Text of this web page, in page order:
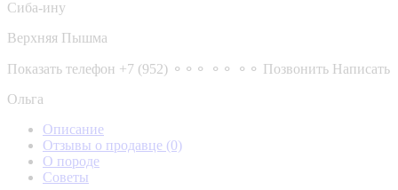
Сиба-ину
Верхняя Пышма
Показать телефон +7 (952) ⚬⚬⚬ ⚬⚬ ⚬⚬ Позвонить Написать
Ольга
Описание
Отзывы о продавце (0)
О породе
Советы